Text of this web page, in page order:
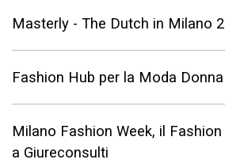
Masterly - The Dutch in Milano
Fashion Hub per la Moda Donna
Milano Fashion Week, il
a Giureconsulti